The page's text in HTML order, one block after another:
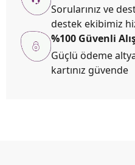
Sorularınız ve
destek ekibimiz
%100 Güvenli
Güçlü ödeme
kartınız güvende